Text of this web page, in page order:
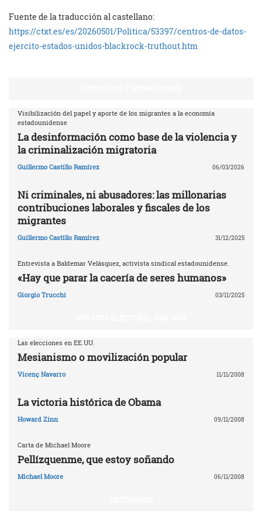
Fuente de la traducción al castellano:
https://ctxt.es/es/20260501/Politica/53397/centros-de-datos-
ejercito-estados-unidos-blackrock-truthout.htm
Visibilización del papel y aporte de los migrantes a la economía
estadounidense
La desinformación como base de la violencia y
la criminalización migratoria
Guillermo Castillo Ramírez 06/03/2026
Ni criminales, ni abusadores: las millonarias
contribuciones laborales y fiscales de los
migrantes
Guillermo Castillo Ramírez 31/12/2025
Entrevista a Baldemar Velásquez, activista sindical estadounidense.
«Hay que parar la cacería de seres humanos»
Giorgio Trucchi 03/11/2025
Las elecciones en EE.UU.
Mesianismo o movilización popular
Vicenç Navarro 11/11/2008
La victoria histórica de Obama
Howard Zinn 09/11/2008
Carta de Michael Moore
Pellízquenme, que estoy soñando
Michael Moore 06/11/2008